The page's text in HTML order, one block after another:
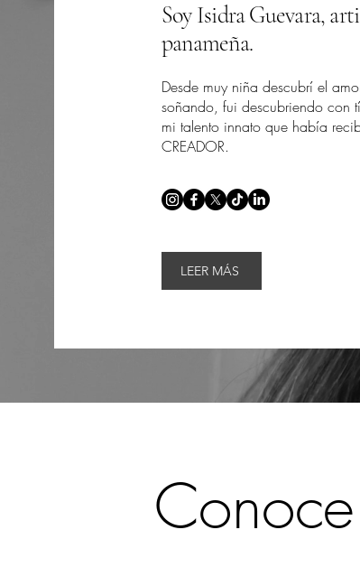
Soy Isidra Guevara,
panameña.
Desde muy niña descubrí el
soñando, fui descubriendo con
mi talento innato que había
CREADOR.
LEER MÁS